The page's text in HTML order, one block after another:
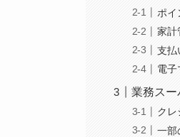
ポイ
家計
支払
電子
業務スー
クレ
一部